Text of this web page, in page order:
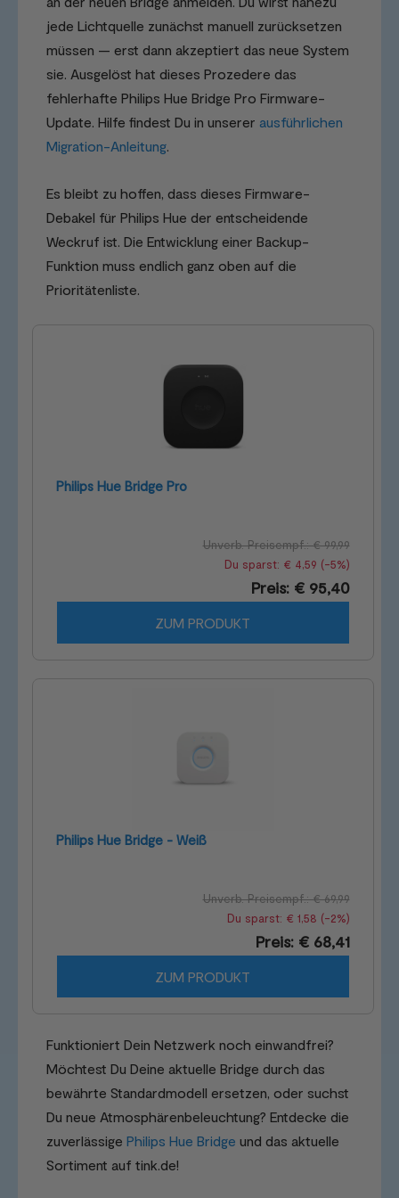
jede Lichtquelle zunächst manuell zurücksetzen
müssen — erst dann akzeptiert das neue System
sie. Ausgelöst hat dieses Prozedere das
fehlerhafte Philips Hue Bridge Pro Firmware-
Update. Hilfe findest Du in unserer ausführlichen
Migration-Anleitung.
Es bleibt zu hoffen, dass dieses Firmware-
Debakel für Philips Hue der entscheidende
Weckruf ist. Die Entwicklung einer Backup-
Funktion muss endlich ganz oben auf die
Prioritätenliste.
Philips Hue Bridge Pro
Unverb. Preisempf.: € 99,99
Du sparst: € 4,59 (-5%)
Preis: € 95,40
ZUM PRODUKT
Philips Hue Bridge - Weiß
Unverb. Preisempf.: € 69,99
Du sparst: € 1,58 (-2%)
Preis: € 68,41
ZUM PRODUKT
Funktioniert Dein Netzwerk noch einwandfrei?
Möchtest Du Deine aktuelle Bridge durch das
bewährte Standardmodell ersetzen, oder suchst
Du neue Atmosphärenbeleuchtung? Entdecke die
zuverlässige Philips Hue Bridge und das aktuelle
Sortiment auf tink.de!